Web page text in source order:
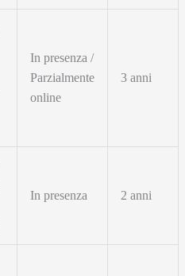
In presenza /
Parzialmente
online
3 anni
In presenza 2 anni